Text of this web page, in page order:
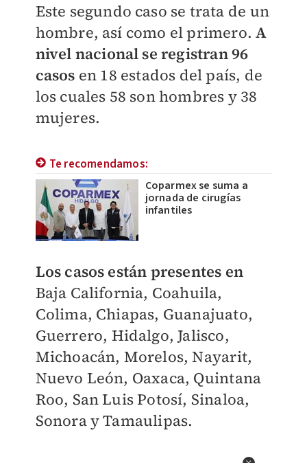
Este segundo caso se trata de un
hombre, así como el primero.A
nivel nacional se registran 96
casos en 18 estados del país, de
los cuales 58 son hombres y 38
mujeres.
Te recomendamos:
Coparmex se suma a
jornada de cirugías
infantiles
Los casos están presentes en
Baja California, Coahuila,
Colima, Chiapas, Guanajuato,
Guerrero, Hidalgo, Jalisco,
Michoacán, Morelos, Nayarit,
Nuevo León, Oaxaca, Quintana
Roo, San Luis Potosí, Sinaloa,
Sonora y Tamaulipas.